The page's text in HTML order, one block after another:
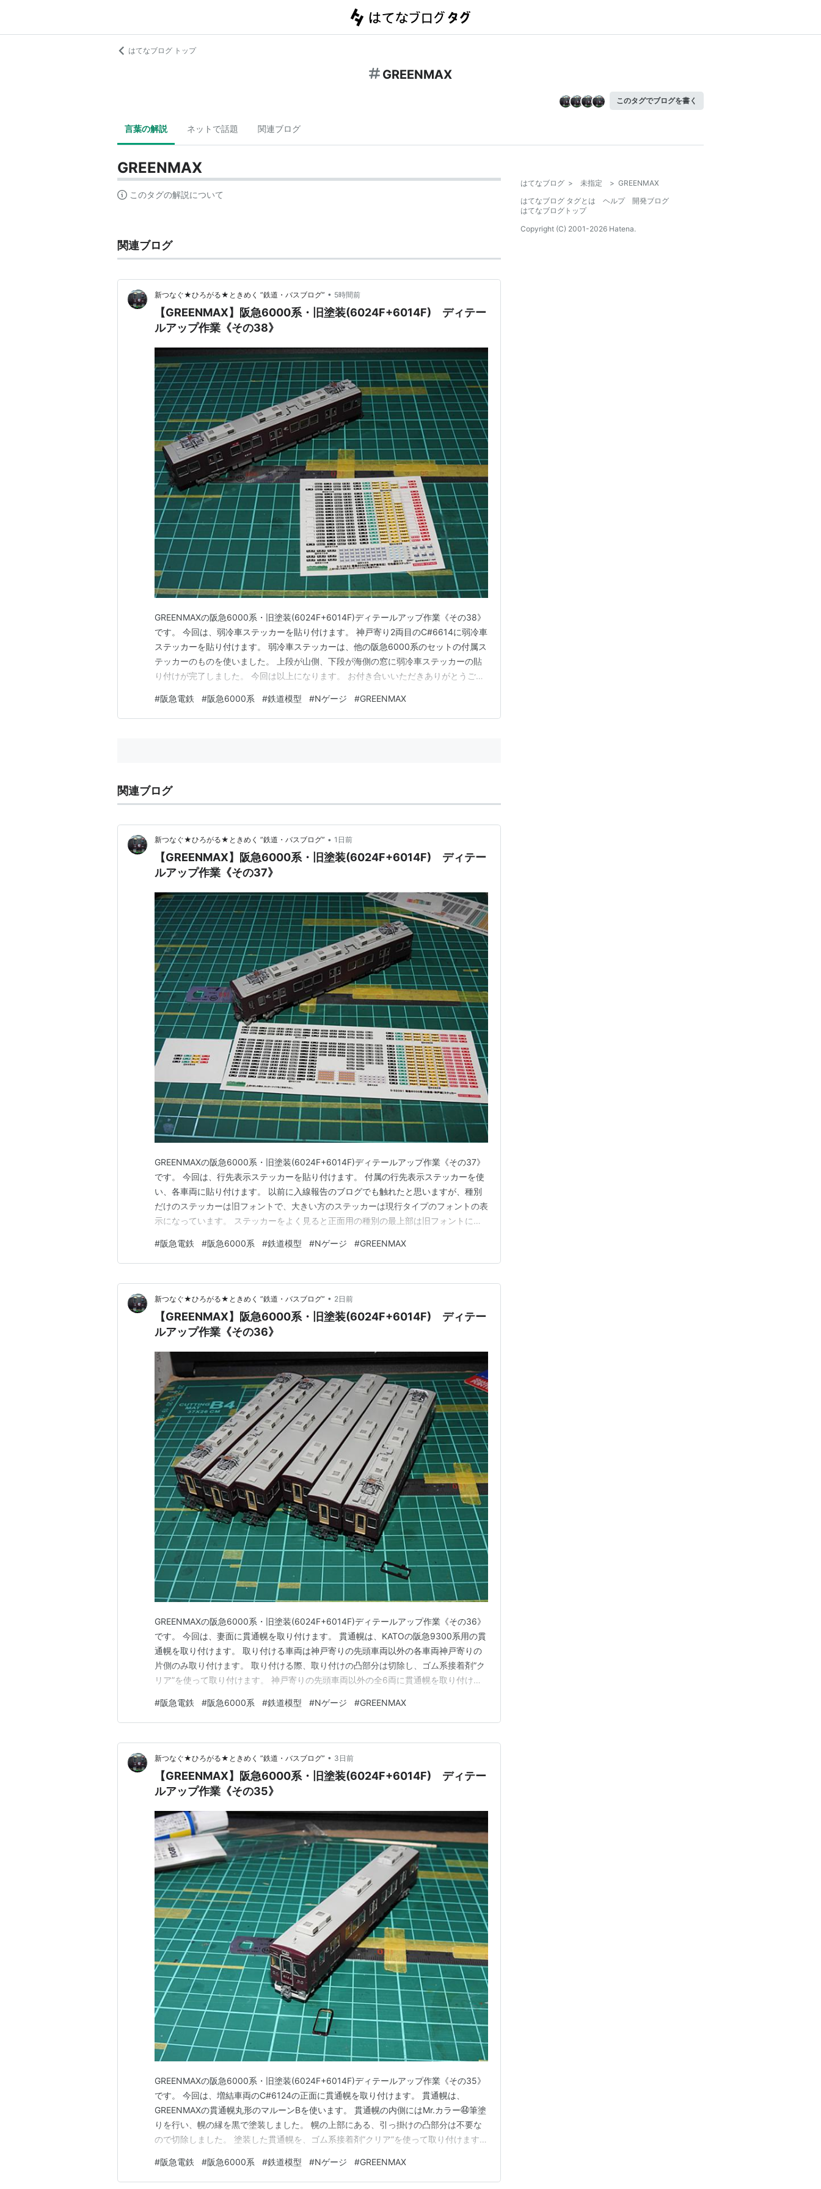
はてなブログ トップ
GREENMAX
このタグでブログを書く
言葉の解説 ネットで話題 関連ブログ
GREENMAX
このタグの解説について
関連ブログ
新つなぐ★ひろがる★ときめく ”鉄道・バスブログ” • 5時間前
【GREENMAX】阪急6000系・旧塗装(6024F+6014F) ディテー
ルアップ作業《その38》
GREENMAXの阪急6000系・旧塗装(6024F+6014F)ディテールアップ作業《その38》
です。 今回は、弱冷車ステッカーを貼り付けます。 神戸寄り2両目のC#6614に弱冷車
ステッカーを貼り付けます。 弱冷車ステッカーは、他の阪急6000系のセットの付属ス
テッカーのものを使いました。 上段が山側、下段が海側の窓に弱冷車ステッカーの貼
り付けが完了しました。 今回は以上になります。 お付き合いいただきありがとうござ
パーツ塗装 その３:スカートパーツ塗装 その４:パンタグラフを塗装 その５:屋根上機
器…
#阪急電鉄 #阪急6000系 #鉄道模型 #Nゲージ #GREENMAX
関連ブログ
新つなぐ★ひろがる★ときめく ”鉄道・バスブログ” • 1日前
【GREENMAX】阪急6000系・旧塗装(6024F+6014F) ディテー
ルアップ作業《その37》
GREENMAXの阪急6000系・旧塗装(6024F+6014F)ディテールアップ作業《その37》
です。 今回は、行先表示ステッカーを貼り付けます。 付属の行先表示ステッカーを使
い、各車両に貼り付けます。 以前に入線報告のブログでも触れたと思いますが、種別
だけのステッカーは旧フォントで、大きい方のステッカーは現行タイプのフォントの表
示になっています。 ステッカーをよく見ると正面用の種別の最上部は旧フォントにな
り入れが廃止されてからだったので、細かい話ですが、時代背景に合わないのです。
仕方ないので、正面は旧フォントの…
#阪急電鉄 #阪急6000系 #鉄道模型 #Nゲージ #GREENMAX
新つなぐ★ひろがる★ときめく ”鉄道・バスブログ” • 2日前
【GREENMAX】阪急6000系・旧塗装(6024F+6014F) ディテー
ルアップ作業《その36》
GREENMAXの阪急6000系・旧塗装(6024F+6014F)ディテールアップ作業《その36》
です。 今回は、妻面に貫通幌を取り付けます。 貫通幌は、KATOの阪急9300系用の貫
通幌を取り付けます。 取り付ける車両は神戸寄りの先頭車両以外の各車両神戸寄りの
片側のみ取り付けます。 取り付ける際、取り付けの凸部分は切除し、ゴム系接着剤”ク
リア”を使って取り付けます。 神戸寄りの先頭車両以外の全6両に貫通幌を取り付けま
■過去投稿分 その１:車外スピーカー点検蓋取り付け その２:クーラーパーツ塗装 その
３:スカ…
#阪急電鉄 #阪急6000系 #鉄道模型 #Nゲージ #GREENMAX
新つなぐ★ひろがる★ときめく ”鉄道・バスブログ” • 3日前
【GREENMAX】阪急6000系・旧塗装(6024F+6014F) ディテー
ルアップ作業《その35》
GREENMAXの阪急6000系・旧塗装(6024F+6014F)ディテールアップ作業《その35》
です。 今回は、増結車両のC#6124の正面に貫通幌を取り付けます。 貫通幌は、
GREENMAXの貫通幌丸形のマルーンBを使います。 貫通幌の内側にはMr.カラー㊹筆塗
りを行い、幌の縁を黒で塗装しました。 幌の上部にある、引っ掛けの凸部分は不要な
ので切除しました。 塗装した貫通幌を、ゴム系接着剤”クリア”を使って取り付けます。
ります。 お付き合いいただきありがとうございましたm(__)m ■過去投稿分 その１:
車…
#阪急電鉄 #阪急6000系 #鉄道模型 #Nゲージ #GREENMAX
はてなブログ > 未指定 > GREENMAX
はてなブログ タグとは
ヘルプ
開発ブログ
はてなブログトップ
Copyright (C) 2001-2026 Hatena.